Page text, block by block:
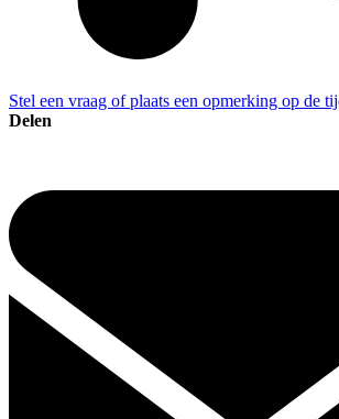
Stel een vraag of plaats een opmerking op de
Delen